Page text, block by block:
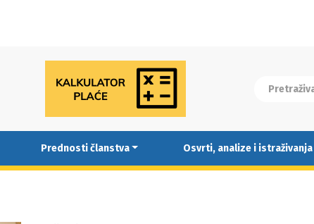
Prednosti članstva Osvrti, analize i istraživanja